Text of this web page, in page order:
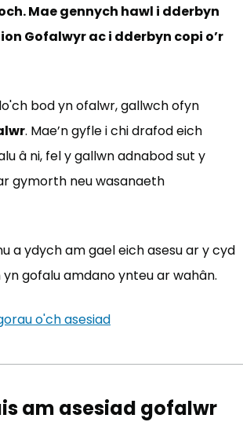
Mae gennych hawl i dderbyn
Gofalwyr ac i dderbyn copi o’r
bod yn ofalwr, gallwch ofyn
. Mae’n gyfle i chi drafod eich
â ni, fel y gallwn adnabod sut y
gymorth neu wasanaeth
a ydych am gael eich asesu ar y cyd
gofalu amdano ynteu ar wahân.
o'ch asesiad
am asesiad gofalwr